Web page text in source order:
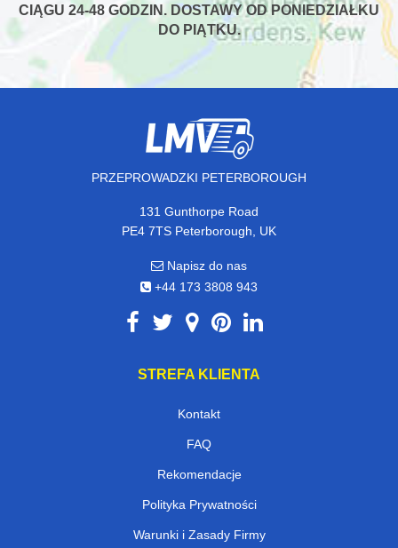
CIĄGU 24-48 GODZIN. DOSTAWY OD PONIEDZIAŁKU
DO PIĄTKU.
PRZEPROWADZKI PETERBOROUGH
131 Gunthorpe Road
PE4 7TS Peterborough, UK
Napisz do nas
+44 173 3808 943
STREFA KLIENTA
Kontakt
FAQ
Rekomendacje
Polityka Prywatności
Warunki i Zasady Firmy